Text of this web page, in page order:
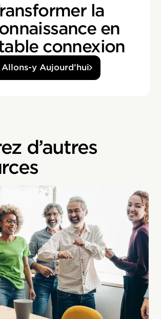
la
en
connexion
Allons-y Aujourd’hui
d’autres